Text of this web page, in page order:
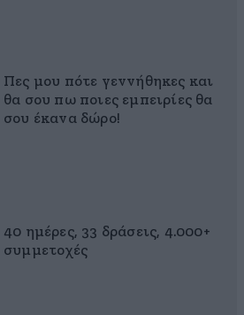
Πες μου πότε γεννήθηκες και
θα σου πω ποιες εμπειρίες θα
σου έκανα δώρο!
40 ημέρες, 33 δράσεις, 4.000+
συμμετοχές